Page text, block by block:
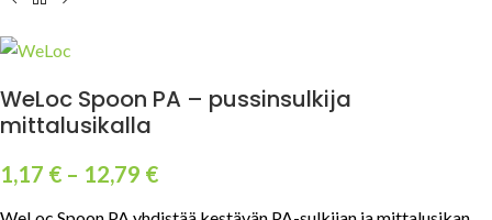
WeLoc Spoon PA – pussinsulkija
mittalusikalla
1,17 € – 12,79 €